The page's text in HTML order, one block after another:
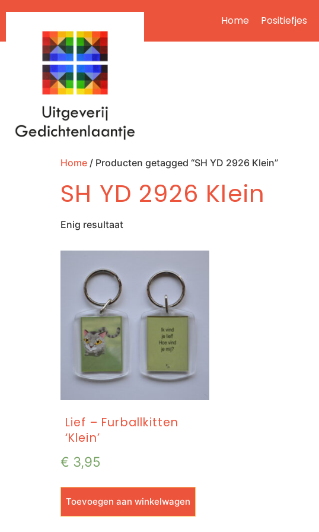
Home Positiefjes
Home / Producten getagged “SH YD 2926 Klein”
SH YD 2926 Klein
Enig resultaat
Lief – Furballkitten
‘Klein’
€ 3,95
Toevoegen aan winkelwagen